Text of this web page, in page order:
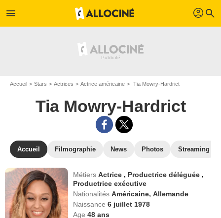
menu profil search
Accueil Stars Actrices Actrice américaine Tia Mowry-Hardrict
Tia Mowry-Hardrict
Accueil Filmographie News Photos Streaming
MétiersActrice , Productrice déléguée ,
Productrice exécutive
NationalitésAméricaine, Allemande
Naissance6 juillet 1978
Age48 ans